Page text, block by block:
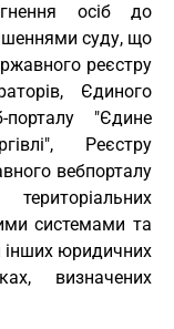
осіб до
суду, що
реєстру
Єдиного
порталу "Єдине
Реєстру
вебпорталу
системами та
інших юридичних
визначених